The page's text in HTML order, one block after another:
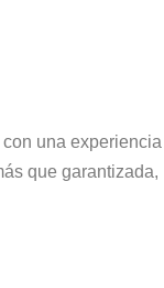
una experiencia
que garantizada,